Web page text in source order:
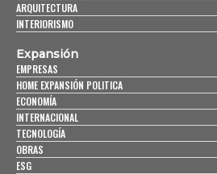
ARQUITECTURA
INTERIORISMO
Expansión
EMPRESAS
HOME EXPANSIÓN POLITICA
ECONOMÍA
INTERNACIONAL
TECNOLOGÍA
OBRAS
ESG